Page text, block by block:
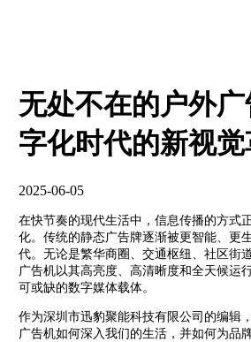
无处不在的户外
字化时代的新视
2025-06-05
在快节奏的现代生活中，信息传播的方式
化。传统的静态广告牌逐渐被更智能、更
代。无论是繁华商圈、交通枢纽、社区街
广告机以其高亮度、高清晰度和全天候运
可或缺的数字媒体载体。
作为深圳市迅豹聚能科技有限公司的编辑
广告机如何深入我们的生活，并如何为品